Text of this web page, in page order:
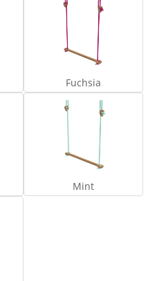
Fuchsia
Fuchsia
Mint
Mint